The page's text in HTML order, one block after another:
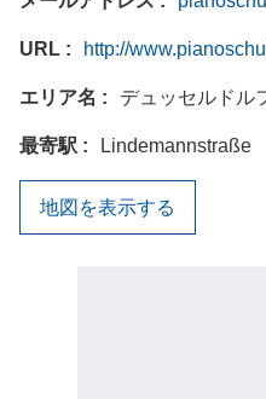
URL http://
エリア名 デュッセルドル
最寄駅 Lindemannstraße
地図を表示する